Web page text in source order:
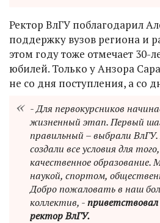
Ректор ВлГУ поблагодарил
поддержку вузов региона и
этом году тоже отмечает 30-
юбилей. Только у Анзора
не со дня поступления, а со
- Для первокурсников
жизненный этап. Первый
правильный – выбрали
создали все условия для
качественное образование.
наукой, спортом,
Добро пожаловать в наш
коллектив, -
ректор ВлГУ.